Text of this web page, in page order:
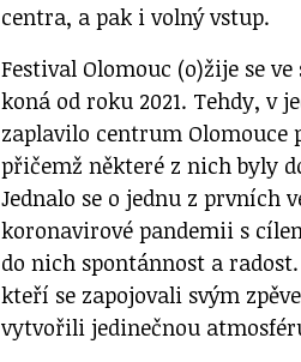
centra, a pak i volný vstup.
Festival Olomouc (o)žije se
koná od roku 2021. Tehdy, v
zaplavilo centrum Olomouce
přičemž některé z nich byly
Jednalo se o jednu z prvních
koronavirové pandemii s
do nich spontánnost a
kteří se zapojovali svým
vytvořili jedinečnou